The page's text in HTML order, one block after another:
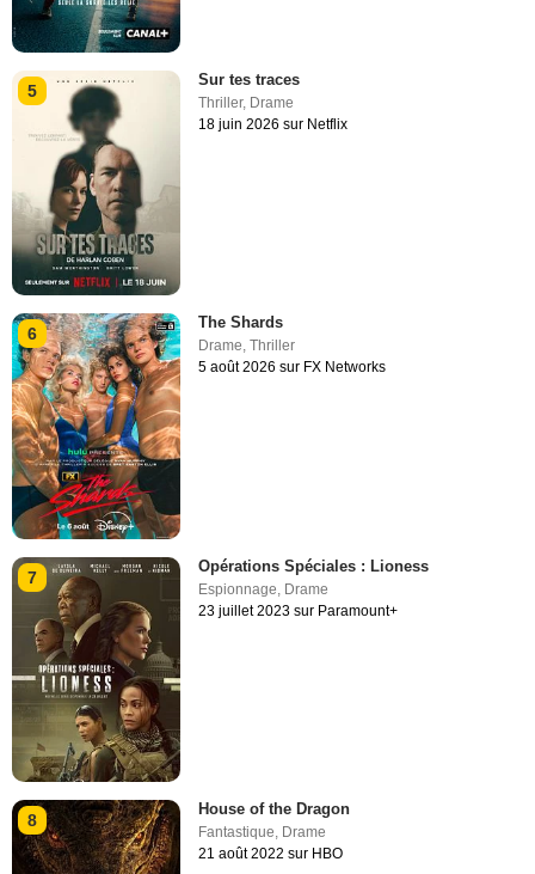
5
Sur tes traces
Thriller, Drame
18 juin 2026 sur Netflix
6
The Shards
Drame,Thriller
5 août 2026 sur FX Networks
7
Opérations Spéciales : Lioness
Espionnage Drame
23 juillet 2023 sur Paramount+
8
House of the Dragon
Fantastique, Drame
21 août 2022 sur HBO